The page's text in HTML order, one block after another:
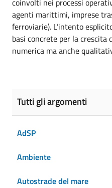
coinvolti nei processi
agenti marittimi, imprese
ferroviarie). L’intento
basi concrete per la
numerica ma anche
Tutti gli argomenti
AdSP
Ambiente
Autostrade del mare